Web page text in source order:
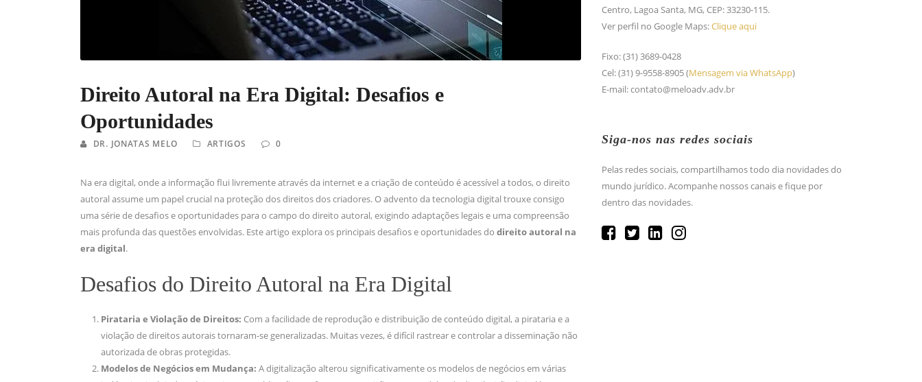
Direito Autoral na Era Digital: Desafios e
Oportunidades
DR. JONATAS MELO ARTIGOS 0
Na era digital, onde a informação flui livremente através da internet e a criação de conteúdo é acessível a todos, o direito
autoral assume um papel crucial na proteção dos direitos dos criadores. O advento da tecnologia digital trouxe consigo
uma série de desafios e oportunidades para o campo do direito autoral, exigindo adaptações legais e uma compreensão
mais profunda das questões envolvidas. Este artigo explora os principais desafios e oportunidades do direito autoral na
era digital.
Desafios do Direito Autoral na Era Digital
Pirataria e Violação de Direitos: Com a facilidade de reprodução e distribuição de conteúdo digital, a pirataria e a
violação de direitos autorais tornaram-se generalizadas. Muitas vezes, é difícil rastrear e controlar a disseminação não
autorizada de obras protegidas.
Modelos de Negócios em Mudança: A digitalização alterou significativamente os modelos de negócios em várias
Centro, Lagoa Santa, MG, CEP: 33230-115.
Ver perfil no Google Maps:Clique aqui
Fixo: (31) 3689-0428
Cel: (31) 9-9558-8905 (Mensagem via WhatsApp)
E-mail: contato@meloadv.adv.br
Siga-nos nas redes sociais
Pelas redes sociais, compartilhamos todo dia novidades do
mundo jurídico. Acompanhe nossos canais e fique por
dentro das novidades.